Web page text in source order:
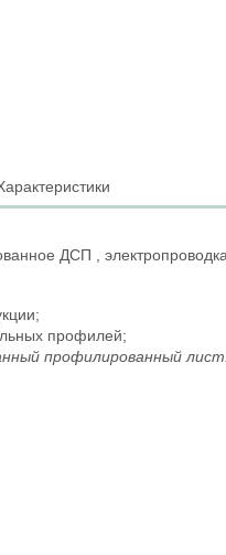
ДСП ,
профилей;
профилированный